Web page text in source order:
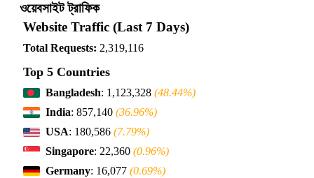
ওয়েবসাইট ট্রাফিক
Website Traffic (Last 7 Days)
Total Requests: 2,319,116
Top 5 Countries
Bangladesh: 1,123,328 (48.44%)
India: 857,140 (36.96%)
USA: 180,586 (7.79%)
Singapore: 22,360 (0.96%)
Germany: 16,077 (0.69%)